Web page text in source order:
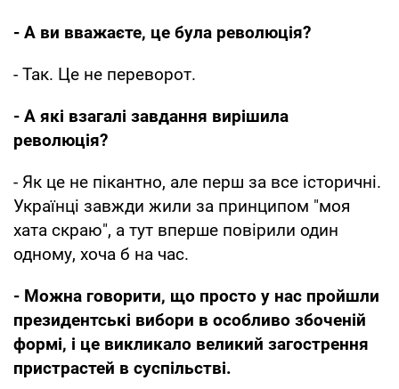
- А ви вважаєте, це була революція?
- Так. Це не переворот.
- А які взагалі завдання вирішила
революція?
- Як це не пікантно, але перш за все історичні.
Українці завжди жили за принципом "моя
хата скраю", а тут вперше повірили один
одному, хоча б на час.
- Можна говорити, що просто у нас пройшли
президентські вибори в особливо збоченій
формі, і це викликало великий загострення
пристрастей в суспільстві.